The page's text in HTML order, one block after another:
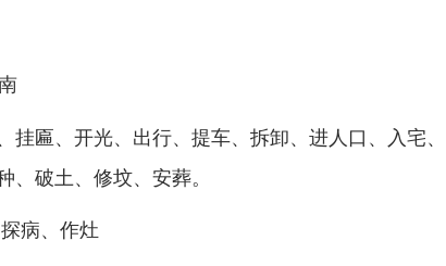
挂匾、开光、出行、提车、拆卸、进人口、入宅、
破土、修坟、安葬。
病、作灶